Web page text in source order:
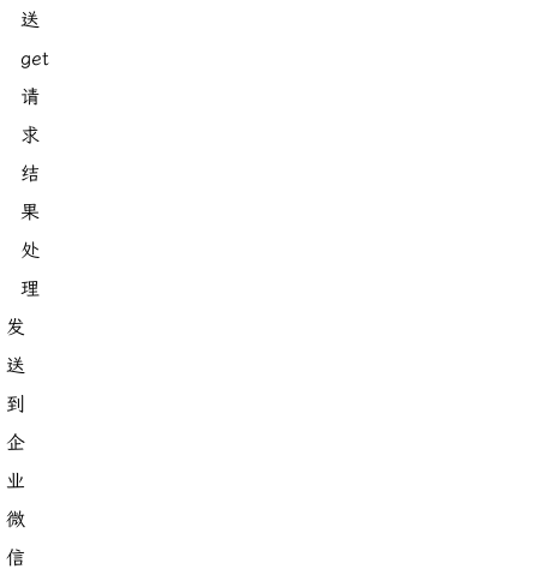
送
get
请
求
结
果
处
理
发
送
到
企
业
微
信